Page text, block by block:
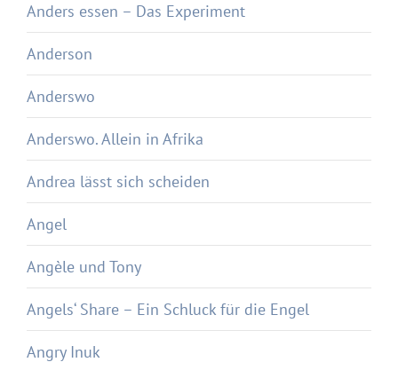
Anders essen – Das Experiment
Anderson
Anderswo
Anderswo. Allein in Afrika
Andrea lässt sich scheiden
Angel
Angèle und Tony
Angels‘ Share – Ein Schluck für die Engel
Angry Inuk